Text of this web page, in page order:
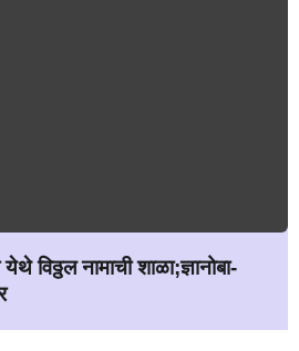
विठ्ठल नामाची शाळा;ज्ञानोबा-